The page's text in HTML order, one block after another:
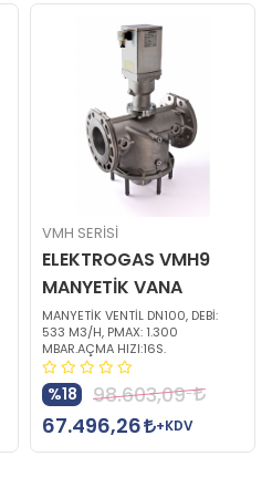
VMH SERİSİ
ELEKTROGAS VMH9
MANYETİK VANA
MANYETİK VENTİL DN100, DEBİ:
533 M3/H, PMAX: 1.300
MBAR.AÇMA HIZI:16S.
%18
98.603,09
67.496,26
+KDV